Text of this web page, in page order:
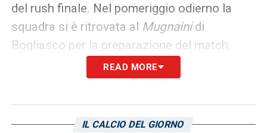
del rush finale. Nel pomeriggio odierno la
squadra si è ritrovata al Mugnainidi
Bogliasco per la preparazione del match
Juve Stabia allenata dal tecnico
Guido Pagliuca.Dal resoconto si evince
mattutina che precederà il pranzo in comune
READ MORE
IL CALCIO DEL GIORNO